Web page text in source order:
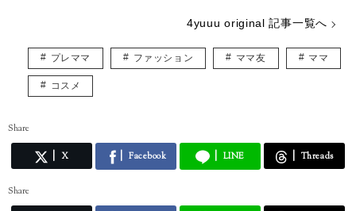
4yuuu original 記事一覧へ
プレママ ファッション ママ友 ママ
コスメ
Share
X Facebook LINE Threads
Share